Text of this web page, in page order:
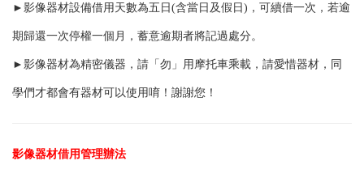
► 影像器材設備借用天數為五日(含當日及假日)，可續借一次，若逾
期歸還一次停權一個月，蓄意逾期者將記過處分。
► 影像器材為精密儀器，請「勿」用摩托車乘載，請愛惜器材，同
學們才都會有器材可以使用唷！謝謝您！
影像器材借用管理辦法